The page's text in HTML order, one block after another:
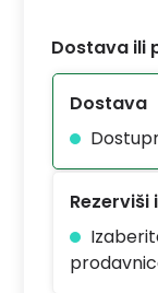
Dostava ili
Dostava
Rezerviši